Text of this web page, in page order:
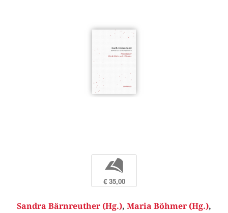
b
€ 35,00
Sandra Bärnreuther (Hg.), Maria Böhmer (Hg.),